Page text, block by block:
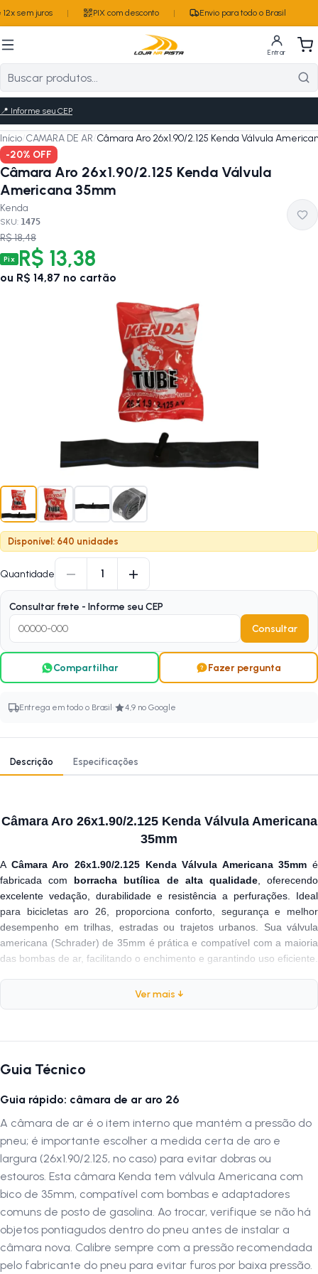
sem juros PIX com desconto Envio para todo o Brasil
Entrar
📍 Informe seu CEP
Início/CAMARA DE AR/Câmara Aro 26x1.90/2.125 Kenda Válvula
-20% OFF
Câmara Aro 26x1.90/2.125 Kenda Válvula
Americana 35mm
Kenda
SKU: 1475
R$ 18,48
Pix R$ 13,38
ou R$ 14,87 no cartão
Disponível: 640 unidades
Quantidade − 1 +
Consultar frete - Informe seu CEP
Consultar
Compartilhar Fazer pergunta
Entrega em todo o Brasil · 4,9 no Google
Descrição Especificações
Câmara Aro 26x1.90/2.125 Kenda Válvula Americana
35mm
A Câmara Aro 26x1.90/2.125 Kenda Válvula Americana 35mm é
fabricada com borracha butílica de alta qualidade, oferecendo
excelente vedação, durabilidade e resistência a perfurações. Ideal
para bicicletas aro 26, proporciona conforto, segurança e melhor
desempenho em trilhas, estradas ou trajetos urbanos. Sua válvula
americana (Schrader) de 35mm é prática e compatível com a maioria
das bombas de ar, facilitando o enchimento e garantindo uso eficiente.
Composição:Borracha Butílica
Altura do Bico:35mm
Largura da Câmara: 1.90 / 2.125
Por que escolher a Câmara Kenda
mercado ciclístico. Suas câmaras de ar são projetadas para oferecer
alta resistência, vedação eficiente e durabilidade , garantindo
segurança e estabilidade em qualquer tipo de pedal. É a escolha
perfeita para ciclistas que valorizam desempenho e longa vida útil do
produto.
Ver mais ↓
Guia Técnico
Guia rápido: câmara de ar aro 26
A câmara de ar é o item interno que mantém a pressão do
pneu; é importante escolher a medida certa de aro e
largura (26x1.90/2.125, no caso) para evitar dobras ou
estouros. Esta câmara Kenda tem válvula Americana com
bico de 35mm, compatível com bombas e adaptadores
comuns de posto de gasolina. Ao trocar, verifique se não há
objetos pontiagudos dentro do pneu antes de instalar a
câmara nova. Calibre sempre com a pressão recomendada
pelo fabricante do pneu para evitar furos por baixa pressão.